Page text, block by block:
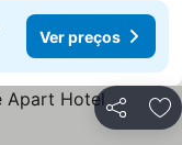
Ver preços
Partilhar